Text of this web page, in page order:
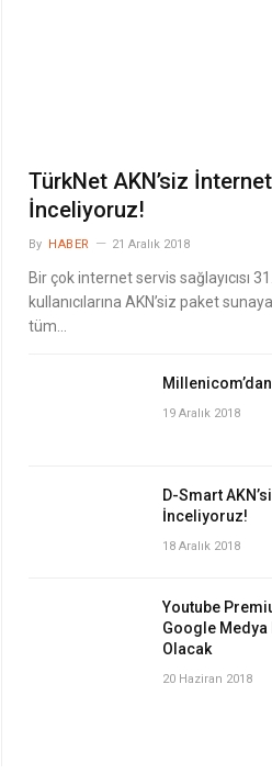
TürkNet AKN’siz
İnceliyoruz!
By HABER 21 Aralık 2018
Bir çok internet servis sağlayıcısı
kullanıcılarına AKN’siz paket
tüm…
19 Aralık 2018
D-Smart
İnceliyoruz!
18 Aralık 2018
Youtube
Google
Olacak
20 Haziran 2018